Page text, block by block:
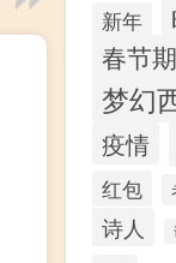
新年
春节
梦幻
疫情
红包
诗人